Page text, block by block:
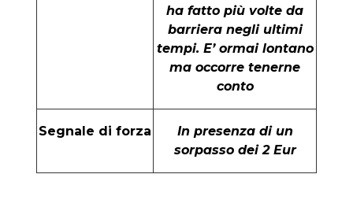
ha fatto più volte da
barriera negli ultimi
tempi. E’ ormai lontano
ma occorre tenerne
conto
Segnale di forza
In presenza di un
sorpasso dei 2 Eur